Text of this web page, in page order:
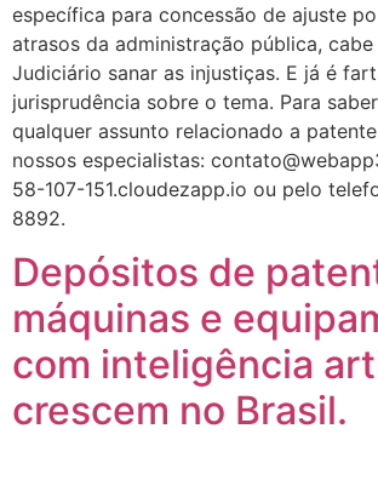
específica para concessão de ajuste
atrasos da administração pública,
Judiciário sanar as injustiças. E já é
jurisprudência sobre o tema. Para
qualquer assunto relacionado a
nossos especialistas:
58-107-151.cloudezapp.io ou pelo
8892.
Depósitos de
máquinas e
com inteligência
crescem no Brasil.